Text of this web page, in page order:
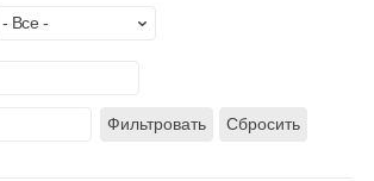
Фильтровать Сбросить